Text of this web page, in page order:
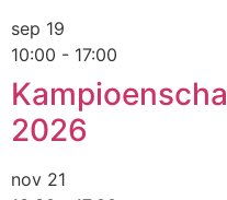
sep 19
10:00 - 17:00
2026
nov 21